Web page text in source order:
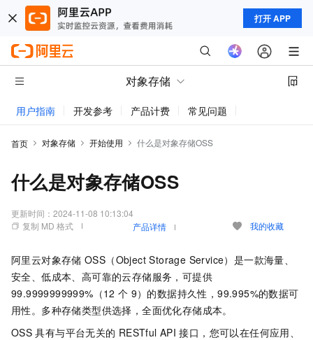
打开 APP
对象存储
用户指南 开发参考 产品计费 常见问题
首页 对象存储 开始使用 什么是对象存储OSS
什么是对象存储OSS
更新时间： 2024-11-08 10:13:04
复制 MD 格式
产品详情 我的收藏
阿里云对象存储 OSS（Object Storage Service）是一款海量、
安全、低成本、高可靠的云存储服务，可提供
99.9999999999%（12 个 9）的数据持久性，99.995%的数据可
用性。多种存储类型供选择，全面优化存储成本。
OSS 具有与平台无关的 RESTful API 接口，您可以在任何应用、